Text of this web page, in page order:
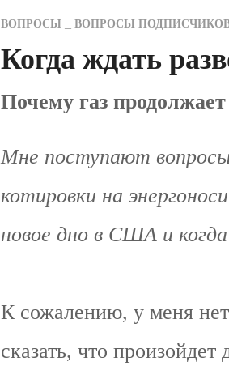
ВОПРОСЫ ВОПРОСЫ
Когда ждать
Почему газ
Мне поступают
котировки на
новое дно в США и
К сожалению, у меня
сказать, что